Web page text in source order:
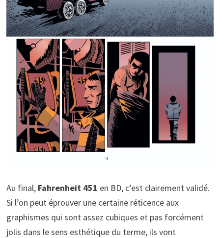
Au final, Fahrenheit 451 en BD, c’est clairement validé.
Si l’on peut éprouver une certaine réticence aux
graphismes qui sont assez cubiques et pas forcément
jolis dans le sens esthétique du terme, ils vont